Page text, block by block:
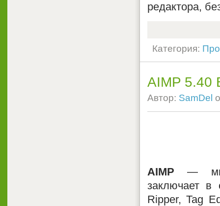
редактора,
Категория:
AIMP 5.40
Автор: SamDel
AIMP —
заключает в
Ripper, Tag